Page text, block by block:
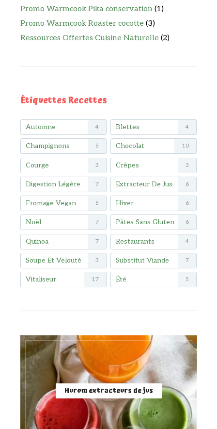
Promo Warmcook Pika conservation (1)
Promo Warmcook Roaster cocotte (3)
Ressources Offertes Cuisine Naturelle (2)
Étiquettes Recettes
Automne 4 Blettes 4
Champignons 5 Chocolat 10
Courge 3 Crêpes 3
Digestion Légère 7 Extracteur De Jus 6
Fromage Vegan 5 Hiver 6
Noël 7 Pâtes Sans Gluten 6
Quinoa 7 Restaurants 4
Soupe Et Velouté 3 Substitut Viande 7
Vitaliseur 17 Été 5
Hurom extracteurs de jus